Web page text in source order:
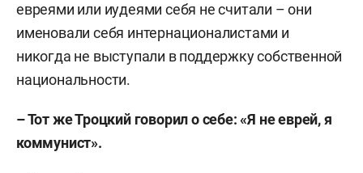
евреями или иудеями себя не считали – они
именовали себя интернационалистами и
никогда не выступали в поддержку собственной
национальности.
– Тот же Троцкий говорил о себе: «Я не еврей, я
коммунист».